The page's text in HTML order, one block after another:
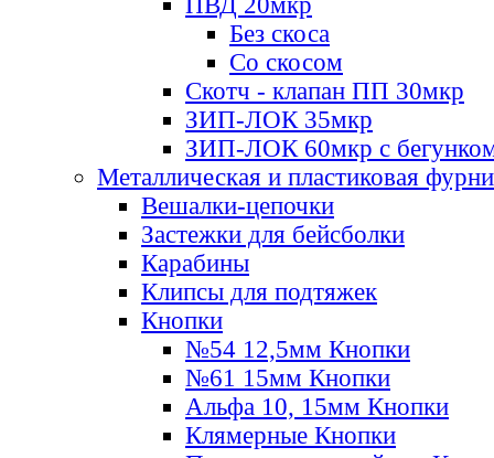
Без скоса
Со скосом
Скотч - клапан ПП 30мкр
ЗИП-ЛОК 35мкр
ЗИП-ЛОК 60мкр с
Металлическая и пластиковая
Вешалки-цепочки
Застежки для бейсболки
Карабины
Клипсы для подтяжек
Кнопки
№54 12,5мм Кнопки
№61 15мм Кнопки
Альфа 10, 15мм Кнопки
Клямерные Кнопки